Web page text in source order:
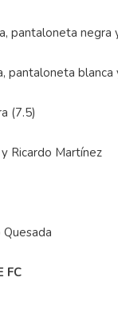
pantaloneta negra
pantaloneta
(7.5)
Ricardo Martínez
FC